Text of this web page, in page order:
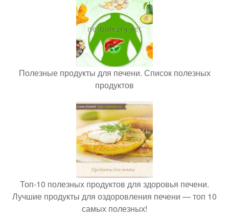
Полезные продукты для печени. Список полезных
продуктов
Топ-10 полезных продуктов для здоровья печени.
Лучшие продукты для оздоровления печени — топ 10
самых полезных!